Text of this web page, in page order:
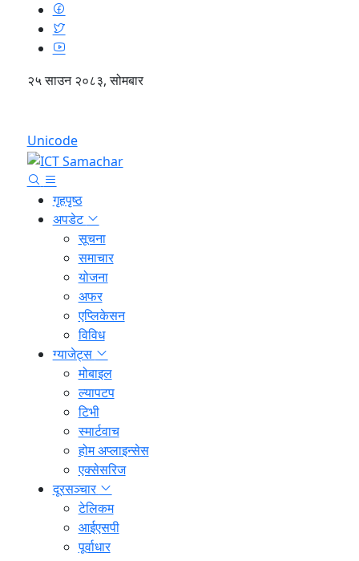
२५ साउन २०८३, सोमबार
Unicode
गृहपृष्ठ
अपडेट
सूचना
समाचार
योजना
अफर
एप्लिकेसन
विविध
ग्याजेट्स
मोबाइल
ल्यापटप
टिभी
स्मार्टवाच
होम अप्लाइन्सेस
एक्सेसरिज
दूरसञ्चार
टेलिकम
आईएसपी
पूर्वाधार